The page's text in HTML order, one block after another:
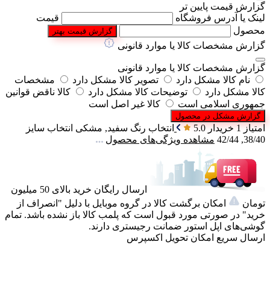
گزارش قیمت پایین تر
لینک یا آدرس فروشگاه
قیمت
محصول
گزارش قیمت بهتر
گزارش مشخصات کالا یا موارد قانونی
گزارش مشخصات کالا یا موارد قانونی
نام کالا مشکل دارد
تصویر کالا مشکل دارد
مشخصات
کالا مشکل دارد
توضیحات کالا مشکل دارد
کالا ناقض قوانین
جمهوری اسلامی است
کالا غیر اصل است
گزارش مشکل در محصول
امتیاز 1 خریدار 5.0 انتخاب رنگ سفید, مشکی انتخاب سایز
38/40, 42/44
مشاهده ویژگی‌های محصول
ارسال رایگان خرید بالای 50 میلیون
تومان
امکان برگشت کالا در گروه موبایل با دلیل "انصراف از
خرید" در صورتی مورد قبول است که پلمب کالا باز نشده باشد. تمام
گوشی‌های اپل استور ضمانت رجیستری دارند.
ارسال سریع امکان تحویل اکسپرس